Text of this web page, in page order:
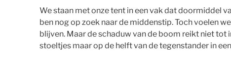
We staan met onze tent in een vak dat doormiddel
ben nog op zoek naar de middenstip. Toch voelen
blijven. Maar de schaduw van de boom reikt niet tot
stoeltjes maar op de helft van de tegenstander in